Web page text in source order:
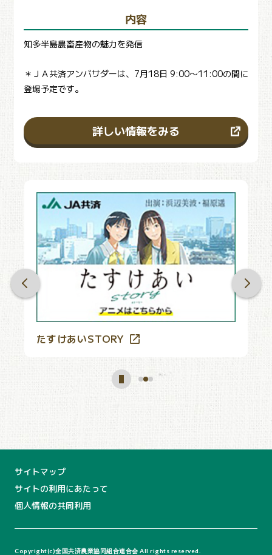
内容
知多半島農畜産物の魅力を発信
＊ＪＡ共済アンバサダーは、7月18日 9:00〜11:00の間に
登場予定です。
詳しい情報をみる
たすけあいSTORY
サイトマップ
サイトの利用にあたって
個人情報の共同利用
Copyright(c)全国共済農業協同組合連合会 All rights reserved.